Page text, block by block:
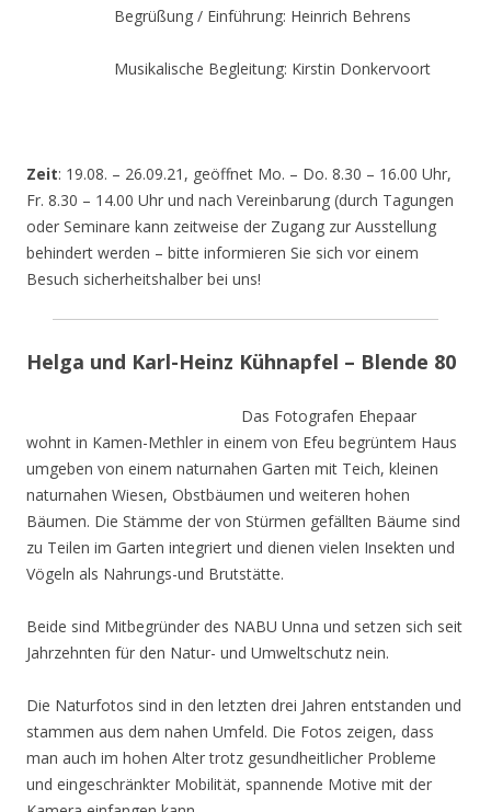
Begrüßung / Einführung: Heinrich Behrens
Musikalische Begleitung: Kirstin Donkervoort
Zeit: 19.08. – 26.09.21, geöffnet Mo. – Do. 8.30 – 16.00 Uhr,
Fr. 8.30 – 14.00 Uhr und nach Vereinbarung (durch Tagungen
oder Seminare kann zeitweise der Zugang zur Ausstellung
behindert werden – bitte informieren Sie sich vor einem
Besuch sicherheitshalber bei uns!
Helga und Karl-Heinz Kühnapfel – Blende 80
Das Fotografen Ehepaar
wohnt in Kamen-Methler in einem von Efeu begrüntem Haus
umgeben von einem naturnahen Garten mit Teich, kleinen
naturnahen Wiesen, Obstbäumen und weiteren hohen
Bäumen. Die Stämme der von Stürmen gefällten Bäume sind
zu Teilen im Garten integriert und dienen vielen Insekten und
Vögeln als Nahrungs-und Brutstätte.
Beide sind Mitbegründer des NABU Unna und setzen sich seit
Jahrzehnten für den Natur- und Umweltschutz nein.
Die Naturfotos sind in den letzten drei Jahren entstanden und
stammen aus dem nahen Umfeld. Die Fotos zeigen, dass
man auch im hohen Alter trotz gesundheitlicher Probleme
und eingeschränkter Mobilität, spannende Motive mit der